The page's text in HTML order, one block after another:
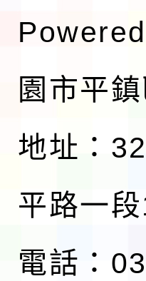
園市平
地址：
平路一
電話：